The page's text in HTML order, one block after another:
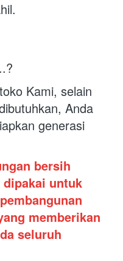
Kami, selain
Anda
generasi
bersih
untuk
memberikan
seluruh